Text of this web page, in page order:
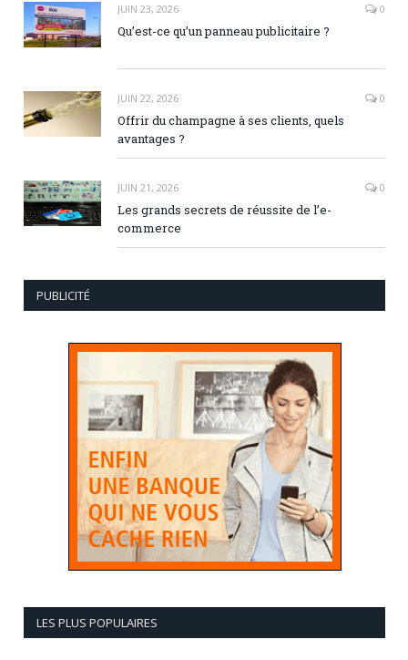
JUIN 23, 2026 0
Qu’est-ce qu’un panneau publicitaire ?
JUIN 22, 2026 0
Offrir du champagne à ses clients, quels
avantages ?
JUIN 21, 2026 0
Les grands secrets de réussite de l’e-
commerce
PUBLICITÉ
LES PLUS POPULAIRES